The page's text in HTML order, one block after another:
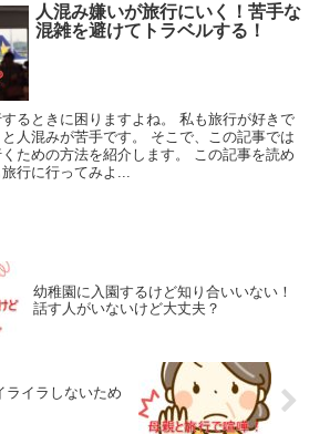
人混み嫌いが旅行にいく！苦手な
混雑を避けてトラベルする！
るときに困りますよね。 私も旅行が好きで
人混みが苦手です。 そこで、この記事では
ための方法を紹介します。 この記事を読め
行に行ってみよ...
幼稚園に入園するけど知り合いいない！
話す人がいないけど大丈夫？
ライラしないため